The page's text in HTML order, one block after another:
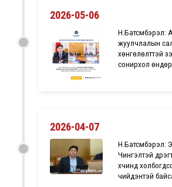
2026-05-06
Н.Батсүмбэрэл:
жуулчлалын
хөнгөлөлттэй
сонирхол
2026-04-07
Н.Батсүмбэрэл:
Чингэлтэй
хүчинд
чийдэнтэй